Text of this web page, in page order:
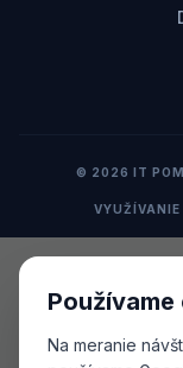
© 2026 IT
VYUŽÍVANIE
Na meranie